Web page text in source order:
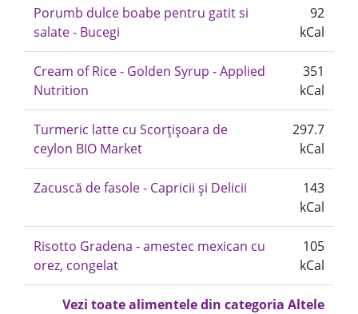
Porumb dulce boabe pentru gatit si
salate - Bucegi
92
kCal
Cream of Rice - Golden Syrup - Applied
Nutrition
351
kCal
Turmeric latte cu Scorțișoara de
ceylon BIO Market
297.7
kCal
Zacuscă de fasole - Capricii și Delicii
143
kCal
Risotto Gradena - amestec mexican cu
orez, congelat
105
kCal
Vezi toate alimentele din categoria Altele